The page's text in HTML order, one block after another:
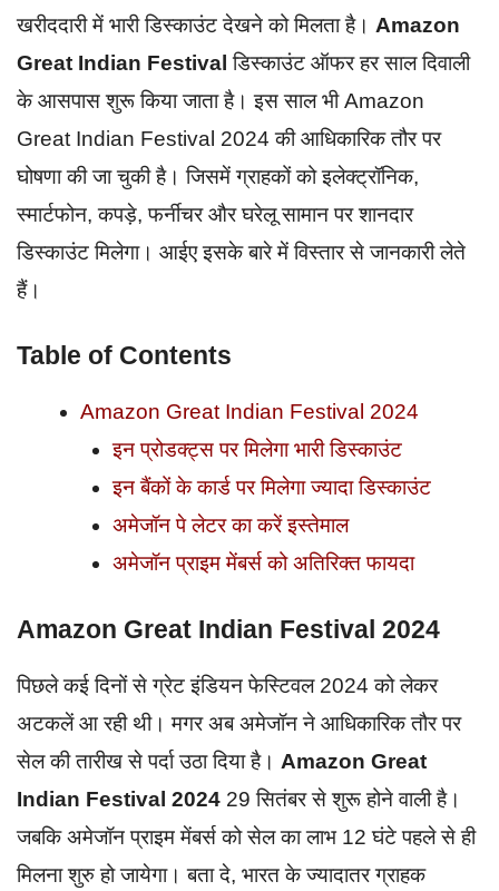
खरीददारी में भारी डिस्काउंट देखने को मिलता है। Amazon
Great Indian Festival डिस्काउंट ऑफर हर साल दिवाली
के आसपास शुरू किया जाता है। इस साल भी Amazon
Great Indian Festival 2024 की आधिकारिक तौर पर
घोषणा की जा चुकी है। जिसमें ग्राहकों को इलेक्ट्रॉनिक,
स्मार्टफोन, कपड़े, फर्नीचर और घरेलू सामान पर शानदार
डिस्काउंट मिलेगा। आईए इसके बारे में विस्तार से जानकारी लेते
हैं।
Table of Contents
Amazon Great Indian Festival 2024
इन प्रोडक्ट्स पर मिलेगा भारी डिस्काउंट
इन बैंकों के कार्ड पर मिलेगा ज्यादा डिस्काउंट
अमेजॉन पे लेटर का करें इस्तेमाल
अमेजॉन प्राइम मेंबर्स को अतिरिक्त फायदा
Amazon Great Indian Festival 2024
पिछले कई दिनों से ग्रेट इंडियन फेस्टिवल 2024 को लेकर
अटकलें आ रही थी। मगर अब अमेजॉन ने आधिकारिक तौर पर
सेल की तारीख से पर्दा उठा दिया है। Amazon Great
Indian Festival 2024 29 सितंबर से शुरू होने वाली है।
जबकि अमेजॉन प्राइम मेंबर्स को सेल का लाभ 12 घंटे पहले से ही
मिलना शुरु हो जायेगा। बता दे, भारत के ज्यादातर ग्राहक